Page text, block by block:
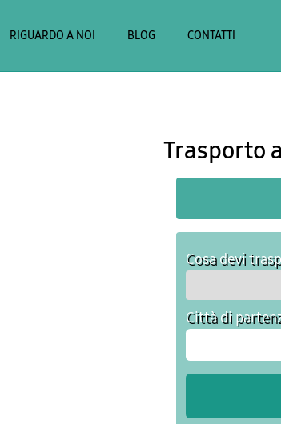
RIGUARDO A NOI BLOG CONTATTI
Trasporto
Cosa devi
Città di